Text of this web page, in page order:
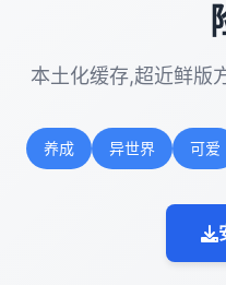
本土化缓存,超近鲜版
养成 异世界 可爱